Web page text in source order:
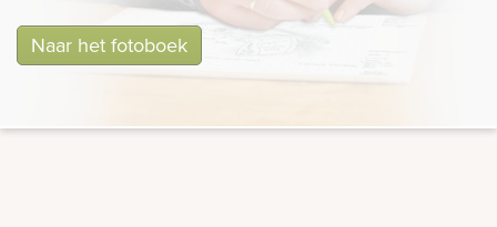
Naar het fotoboek